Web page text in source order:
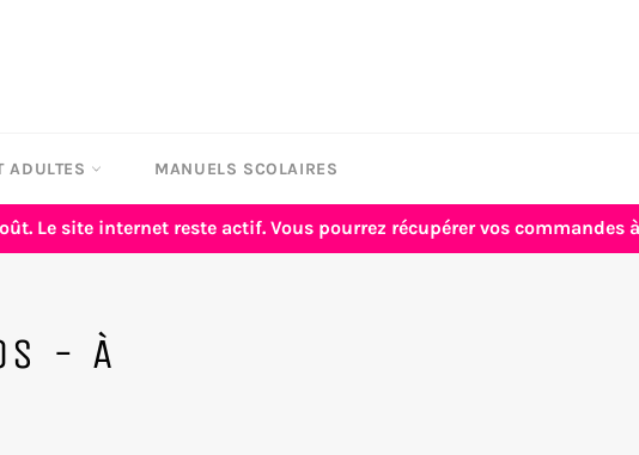
ADULTES MANUELS SCOLAIRES
Le site internet reste actif. Vous pourrez récupérer vos commandes
- À